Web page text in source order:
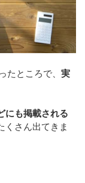
ところで、 実
にも掲載される
くさん出てきま